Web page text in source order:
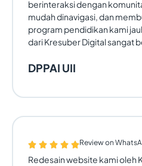
berinteraksi dengan
mudah dinavigasi, dan
program pendidikan kami
dari Kresuber Digital sangat
DPPAI UII
Review on
Redesain website kami oleh